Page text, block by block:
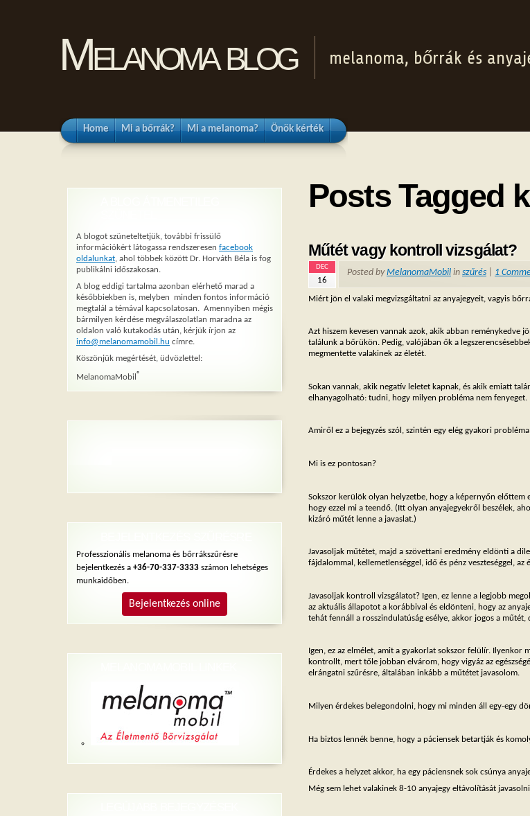
Melanoma blog melanoma, bőrrák és
Home Mi a bőrrák? Mi a melanoma? Önök kérték
Posts Tagged
Műtét vagy kontroll vizsgálat?
DEC
16
Posted byMelanomaMobil in szűrés 1
Miért jön el valaki megvizsgáltatni az anyajegyeit, vagyis
Azt hiszem kevesen vannak azok, akik abban reménykedve
találunk a bőrükön. Pedig, valójában ők a
megmentette valakinek az életét.
Sokan vannak, akik negatív leletet kapnak, és akik emiatt
elhanyagolható: tudni, hogy milyen probléma nem fenyeget.
Amiről ez a bejegyzés szól, szintén egy elég gyakori
Mi is ez pontosan?
Sokszor kerülök olyan helyzetbe, hogy a képernyőn előttem
hogy ezzel mi a teendő. (Itt olyan anyajegyekről beszélek,
kizáró műtét lenne a javaslat.)
Javasoljak műtétet, majd a szövettani eredmény eldönti a
fájdalommal, kellemetlenséggel, idő és pénz veszteséggel,
Javasoljak kontroll vizsgálatot? Igen, ez lenne a legjobb
az aktuális állapotot a korábbival és eldönteni, hogy az
tehát fennáll a rosszindulatúság esélye, akkor jogos a
Igen, ez az elmélet, amit a gyakorlat sokszor felülír. Ilyenkor
kontrollt, mert tőle jobban elvárom, hogy vigyáz az
elrángatni szűrésre, általában inkább a műtétet javasolom.
Milyen érdekes belegondolni, hogy mi minden áll egy-egy
Ha biztos lennék benne, hogy a páciensek betartják és
Érdekes a helyzet akkor, ha egy páciensnek sok csúnya
Még sem lehet valakinek 8-10 anyajegy eltávolítását
A blogot szüneteltetjük, további frissülő
információkért látogassa rendszeresen facebook
oldalunkat, ahol többek között Dr. Horváth Béla is fog
publikálni időszakosan.
A blog eddigi tartalma azonban elérhető marad a
későbbiekben is, melyben minden fontos információ
megtalál a témával kapcsolatosan. Amennyiben mégis
bármilyen kérdése megválaszolatlan maradna az
oldalon való kutakodás után, kérjük írjon az
info@melanomamobil.hu címre.
Köszönjük megértését, üdvözlettel:
MelanomaMobil®
Professzionális melanoma és bőrrákszűrésre
bejelentkezés a +36-70-337-3333 számon lehetséges
munkaidőben.
Bejelentkezés online